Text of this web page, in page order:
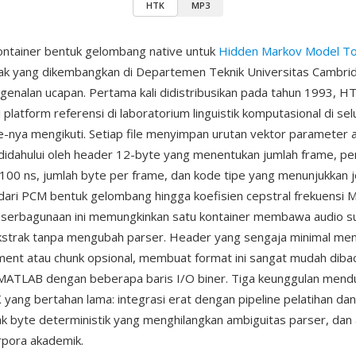
HTK MP3
bentuk gelombang native untuk Hidden Markov Model
yang dikembangkan di Departemen Teknik Universitas
ucapan. Pertama kali didistribusikan pada tahun 1993,
referensi di laboratorium linguistik komputasional di
nya mengikuti. Setiap file menyimpan urutan vektor parameter
oleh header 12-byte yang menentukan jumlah frame,
ns, jumlah byte per frame, dan kode tipe yang
PCM bentuk gelombang hingga koefisien cepstral frekuensi
ini memungkinkan satu kontainer membawa audio
tanpa mengubah parser. Header yang sengaja minimal
atau chunk opsional, membuat format ini sangat mudah
dengan beberapa baris I/O biner. Tiga keunggulan
bertahan lama: integrasi erat dengan pipeline pelatihan
byte deterministik yang menghilangkan ambiguitas parser, dan
akademik.